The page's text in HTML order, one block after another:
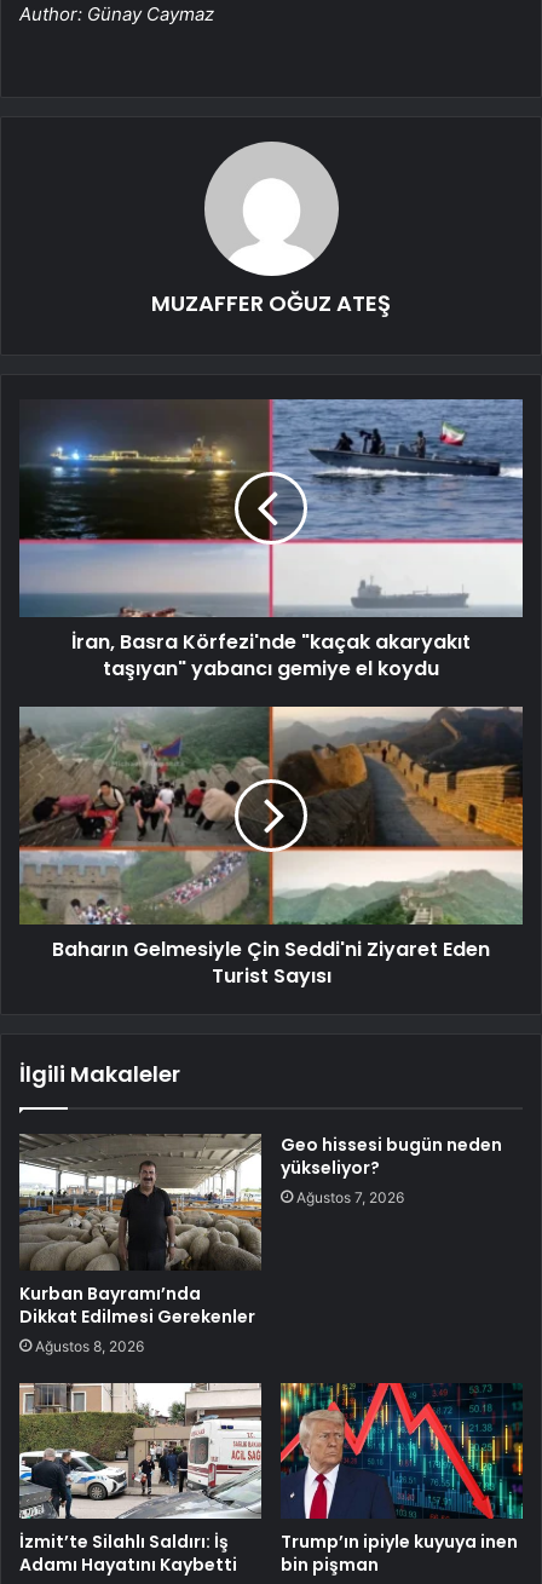
Author: Günay Caymaz
MUZAFFER OĞUZ ATEŞ
İran, Basra Körfezi'nde "kaçak akaryakıt
taşıyan" yabancı gemiye el koydu
Baharın Gelmesiyle Çin Seddi'ni Ziyaret Eden
Turist Sayısı
İlgili Makaleler
Kurban Bayramı’nda
Dikkat Edilmesi Gerekenler
Ağustos 8, 2026
Geo hissesi bugün neden
yükseliyor?
Ağustos 7, 2026
İzmit’te Silahlı Saldırı: İş
Adamı Hayatını Kaybetti
Trump’ın ipiyle kuyuya inen
bin pişman